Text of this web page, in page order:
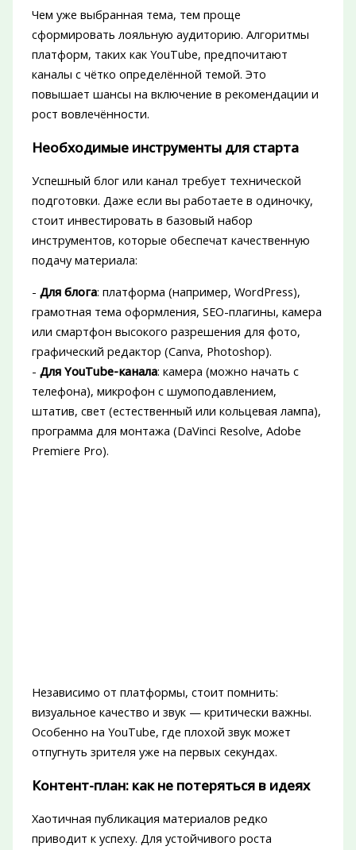
Чем уже выбранная тема, тем проще
сформировать лояльную аудиторию. Алгоритмы
платформ, таких как YouTube, предпочитают
каналы с чётко определённой темой. Это
повышает шансы на включение в рекомендации и
рост вовлечённости.
Необходимые инструменты для старта
Успешный блог или канал требует технической
подготовки. Даже если вы работаете в одиночку,
стоит инвестировать в базовый набор
инструментов, которые обеспечат качественную
подачу материала:
- Для блога: платформа (например, WordPress),
грамотная тема оформления, SEO-плагины, камера
или смартфон высокого разрешения для фото,
графический редактор (Canva, Photoshop).
- Для YouTube-канала: камера (можно начать с
телефона), микрофон с шумоподавлением,
штатив, свет (естественный или кольцевая лампа),
программа для монтажа (DaVinci Resolve, Adobe
Premiere Pro).
Независимо от платформы, стоит помнить:
визуальное качество и звук — критически важны.
Особенно на YouTube, где плохой звук может
отпугнуть зрителя уже на первых секундах.
Контент-план: как не потеряться в идеях
Хаотичная публикация материалов редко
приводит к успеху. Для устойчивого роста